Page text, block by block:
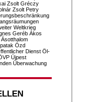
Zsolt Gréczy
Zsolt Petry
Weltkrieg
Geréb Ákos
Ásotthalom
Ózd
Dienst Öl-
Újpest
Überwachung